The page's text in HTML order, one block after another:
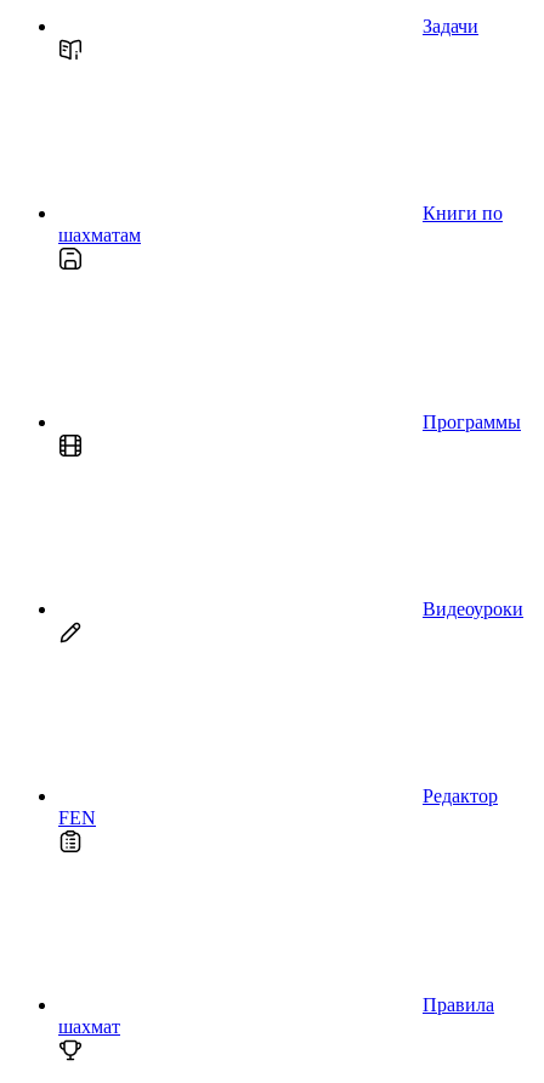
Задачи
Книги по
шахматам
Программы
Видеоуроки
Редактор
FEN
Правила
шахмат